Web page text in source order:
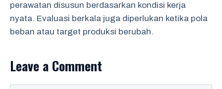
perawatan disusun berdasarkan kondisi kerja
nyata. Evaluasi berkala juga diperlukan ketika pola
beban atau target produksi berubah.
Leave a Comment